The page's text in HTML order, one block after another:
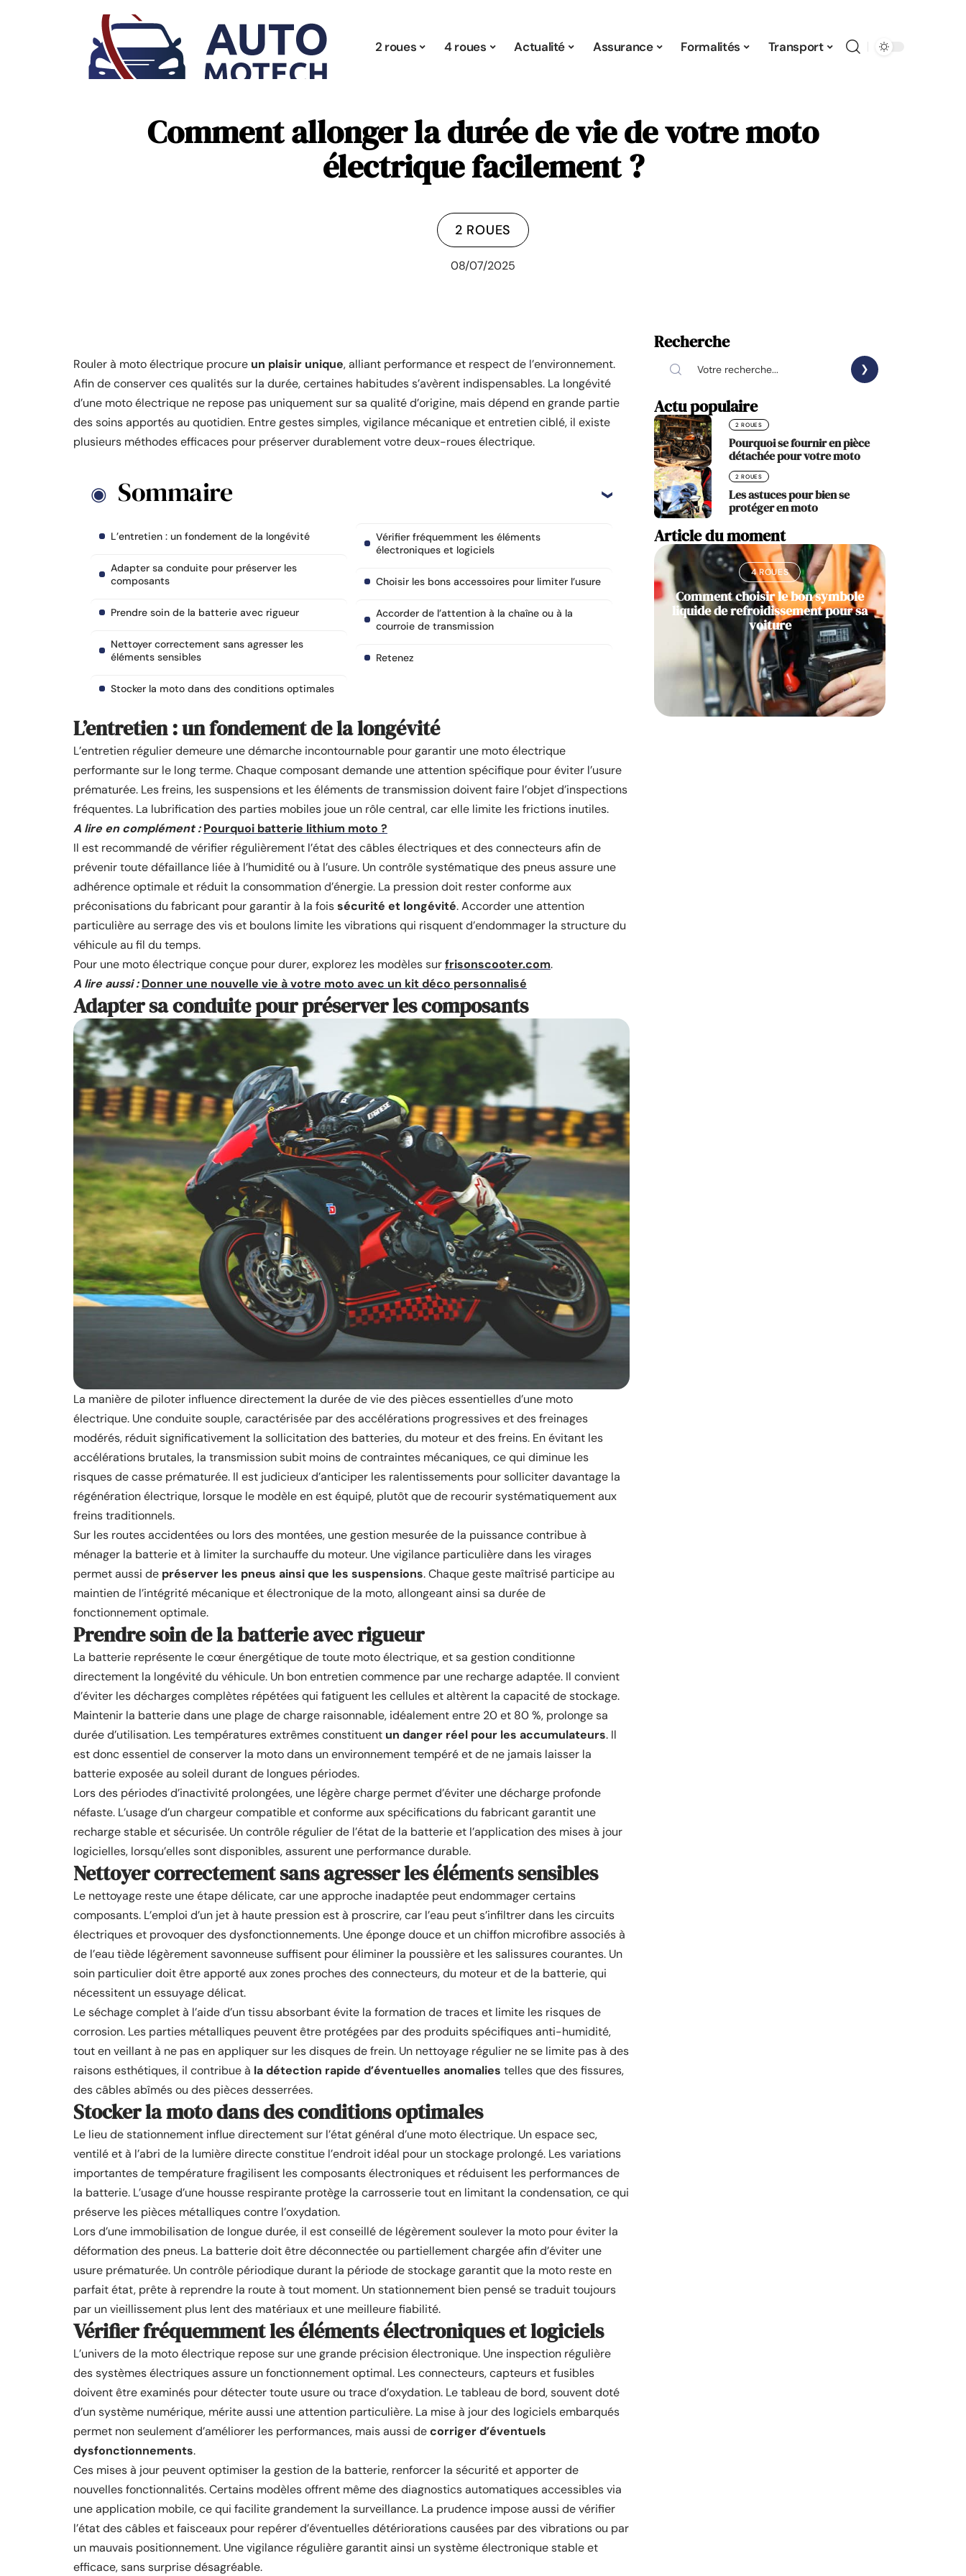
2 roues 4 roues Actualité Assurance Formalités Transport
Comment allonger la durée de vie de votre moto
électrique facilement ?
2 ROUES
08/07/2025
Rouler à moto électrique procure un plaisir unique, alliant performance et respect de l’environnement.
Afin de conserver ces qualités sur la durée, certaines habitudes s’avèrent indispensables. La longévité
d’une moto électrique ne repose pas uniquement sur sa qualité d’origine, mais dépend en grande partie
des soins apportés au quotidien. Entre gestes simples, vigilance mécanique et entretien ciblé, il existe
plusieurs méthodes efficaces pour préserver durablement votre deux-roues électrique.
Sommaire
L’entretien : un fondement de la longévité
Adapter sa conduite pour préserver les
composants
Prendre soin de la batterie avec rigueur
Nettoyer correctement sans agresser les
éléments sensibles
Stocker la moto dans des conditions optimales
Vérifier fréquemment les éléments
électroniques et logiciels
Choisir les bons accessoires pour limiter l’usure
Accorder de l’attention à la chaîne ou à la
courroie de transmission
Retenez
L’entretien : un fondement de la longévité
L’entretien régulier demeure une démarche incontournable pour garantir une moto électrique
performante sur le long terme. Chaque composant demande une attention spécifique pour éviter l’usure
prématurée. Les freins, les suspensions et les éléments de transmission doivent faire l’objet d’inspections
fréquentes. La lubrification des parties mobiles joue un rôle central, car elle limite les frictions inutiles.
A lire en complément : Pourquoi batterie lithium moto ?
Il est recommandé de vérifier régulièrement l’état des câbles électriques et des connecteurs afin de
prévenir toute défaillance liée à l’humidité ou à l’usure. Un contrôle systématique des pneus assure une
adhérence optimale et réduit la consommation d’énergie. La pression doit rester conforme aux
préconisations du fabricant pour garantir à la foissécurité et longévité. Accorder une attention
particulière au serrage des vis et boulons limite les vibrations qui risquent d’endommager la structure du
véhicule au fil du temps.
Pour une moto électrique conçue pour durer, explorez les modèles surfrisonscooter.com.
A lire aussi : Donner une nouvelle vie à votre moto avec un kit déco personnalisé
Adapter sa conduite pour préserver les composants
La manière de piloter influence directement la durée de vie des pièces essentielles d’une moto
électrique. Une conduite souple, caractérisée par des accélérations progressives et des freinages
modérés, réduit significativement la sollicitation des batteries, du moteur et des freins. En évitant les
accélérations brutales, la transmission subit moins de contraintes mécaniques, ce qui diminue les
risques de casse prématurée. Il est judicieux d’anticiper les ralentissements pour solliciter davantage la
régénération électrique, lorsque le modèle en est équipé, plutôt que de recourir systématiquement aux
freins traditionnels.
Sur les routes accidentées ou lors des montées, une gestion mesurée de la puissance contribue à
ménager la batterie et à limiter la surchauffe du moteur. Une vigilance particulière dans les virages
permet aussi de préserver les pneus ainsi que les suspensions. Chaque geste maîtrisé participe au
maintien de l’intégrité mécanique et électronique de la moto, allongeant ainsi sa durée de
fonctionnement optimale.
Prendre soin de la batterie avec rigueur
La batterie représente le cœur énergétique de toute moto électrique, et sa gestion conditionne
directement la longévité du véhicule. Un bon entretien commence par une recharge adaptée. Il convient
d’éviter les décharges complètes répétées qui fatiguent les cellules et altèrent la capacité de stockage.
Maintenir la batterie dans une plage de charge raisonnable, idéalement entre 20 et 80 %, prolonge sa
durée d’utilisation. Les températures extrêmes constituent un danger réel pour les accumulateurs. Il
est donc essentiel de conserver la moto dans un environnement tempéré et de ne jamais laisser la
batterie exposée au soleil durant de longues périodes.
Lors des périodes d’inactivité prolongées, une légère charge permet d’éviter une décharge profonde
néfaste. L’usage d’un chargeur compatible et conforme aux spécifications du fabricant garantit une
recharge stable et sécurisée. Un contrôle régulier de l’état de la batterie et l’application des mises à jour
logicielles, lorsqu’elles sont disponibles, assurent une performance durable.
Nettoyer correctement sans agresser les éléments sensibles
Le nettoyage reste une étape délicate, car une approche inadaptée peut endommager certains
composants. L’emploi d’un jet à haute pression est à proscrire, car l’eau peut s’infiltrer dans les circuits
électriques et provoquer des dysfonctionnements. Une éponge douce et un chiffon microfibre associés à
de l’eau tiède légèrement savonneuse suffisent pour éliminer la poussière et les salissures courantes. Un
soin particulier doit être apporté aux zones proches des connecteurs, du moteur et de la batterie, qui
nécessitent un essuyage délicat.
Le séchage complet à l’aide d’un tissu absorbant évite la formation de traces et limite les risques de
corrosion. Les parties métalliques peuvent être protégées par des produits spécifiques anti-humidité,
tout en veillant à ne pas en appliquer sur les disques de frein. Un nettoyage régulier ne se limite pas à des
raisons esthétiques, il contribue à la détection rapide d’éventuelles anomalies telles que des fissures,
des câbles abîmés ou des pièces desserrées.
Stocker la moto dans des conditions optimales
Le lieu de stationnement influe directement sur l’état général d’une moto électrique. Un espace sec,
ventilé et à l’abri de la lumière directe constitue l’endroit idéal pour un stockage prolongé. Les variations
importantes de température fragilisent les composants électroniques et réduisent les performances de
la batterie. L’usage d’une housse respirante protège la carrosserie tout en limitant la condensation, ce qui
préserve les pièces métalliques contre l’oxydation.
Lors d’une immobilisation de longue durée, il est conseillé de légèrement soulever la moto pour éviter la
déformation des pneus. La batterie doit être déconnectée ou partiellement chargée afin d’éviter une
usure prématurée. Un contrôle périodique durant la période de stockage garantit que la moto reste en
parfait état, prête à reprendre la route à tout moment. Un stationnement bien pensé se traduit toujours
par un vieillissement plus lent des matériaux et une meilleure fiabilité.
Vérifier fréquemment les éléments électroniques et logiciels
L’univers de la moto électrique repose sur une grande précision électronique. Une inspection régulière
des systèmes électriques assure un fonctionnement optimal. Les connecteurs, capteurs et fusibles
doivent être examinés pour détecter toute usure ou trace d’oxydation. Le tableau de bord, souvent doté
d’un système numérique, mérite aussi une attention particulière. La mise à jour des logiciels embarqués
permet non seulement d’améliorer les performances, mais aussi decorriger d’éventuels
dysfonctionnements.
Ces mises à jour peuvent optimiser la gestion de la batterie, renforcer la sécurité et apporter de
nouvelles fonctionnalités. Certains modèles offrent même des diagnostics automatiques accessibles via
une application mobile, ce qui facilite grandement la surveillance. La prudence impose aussi de vérifier
l’état des câbles et faisceaux pour repérer d’éventuelles détériorations causées par des vibrations ou par
un mauvais positionnement. Une vigilance régulière garantit ainsi un système électronique stable et
efficace, sans surprise désagréable.
Recherche
Actu populaire
2 ROUES
Pourquoi se fournir en pièce
détachée pour votre moto
2 ROUES
Les astuces pour bien se
protéger en moto
Article du moment
4 ROUES
Comment choisir le bon symbole
liquide de refroidissement pour sa
voiture